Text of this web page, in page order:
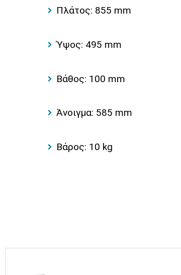
Πλάτος: 855 mm
Ύψος: 495 mm
Βάθος: 100 mm
Άνοιγμα: 585 mm
Βάρος: 10 kg